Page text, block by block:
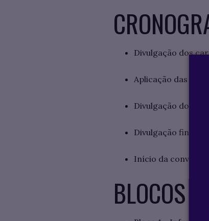
Divulgação dos
Aplicação das
Divulgação dos
Divulgação final
Início da
BLOCOS